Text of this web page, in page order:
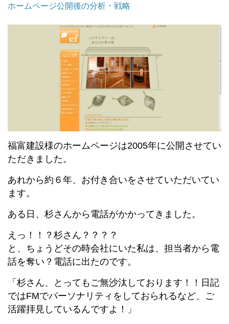
ホームページ公開後の分析・戦略
福富建設様のホームページは2005年に公開させてい
ただきました。
あれから約６年、お付き合いをさせていただいてい
ます。
ある日、杉さんから電話がかかってきました。
えっ！！？杉さん？？？？
と、ちょうどその時会社にいた私は、担当者から電
話を奪い？電話に出たのです。
「杉さん、とってもご無沙汰しております！！日記
ではFMでパーソナリティをしておられるなど、ご
活躍拝見しているんですよ！」